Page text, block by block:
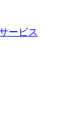
ービス